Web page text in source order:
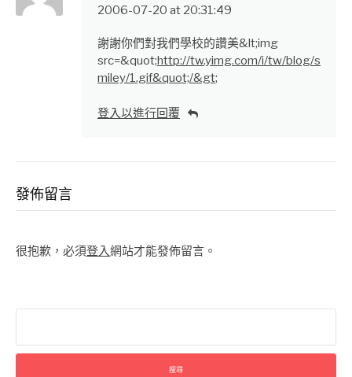
2006-07-20 at 20:31:49
謝謝你們對我們學校的讚美&lt;img
src=&quot;http://tw.yimg.com/i/tw/blog/s
miley/1.gif&quot;/&gt;
登入以進行回覆
發佈留言
很抱歉，必須登入網站才能發佈留言。
關